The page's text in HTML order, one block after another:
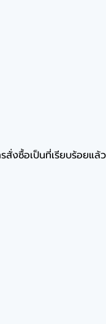
สั่งซื้อเป็นที่เรียบร้อยแล้ว